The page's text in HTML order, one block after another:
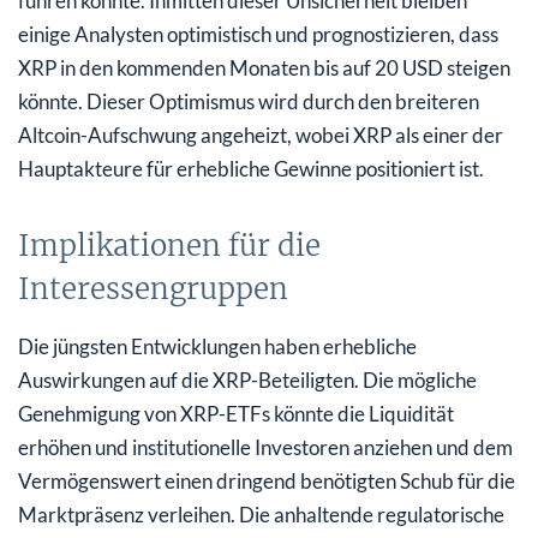
einige Analysten optimistisch und prognostizieren, dass
XRP in den kommenden Monaten bis auf 20 USD steigen
könnte. Dieser Optimismus wird durch den breiteren
Altcoin-Aufschwung angeheizt, wobei XRP als einer der
Hauptakteure für erhebliche Gewinne positioniert ist.
Implikationen für die
Interessengruppen
Die jüngsten Entwicklungen haben erhebliche
Auswirkungen auf die XRP-Beteiligten. Die mögliche
Genehmigung von XRP-ETFs könnte die Liquidität
erhöhen und institutionelle Investoren anziehen und dem
Vermögenswert einen dringend benötigten Schub für die
Marktpräsenz verleihen. Die anhaltende regulatorische